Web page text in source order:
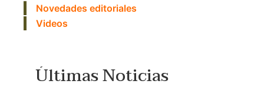
Novedades editoriales
Videos
Últimas Noticias